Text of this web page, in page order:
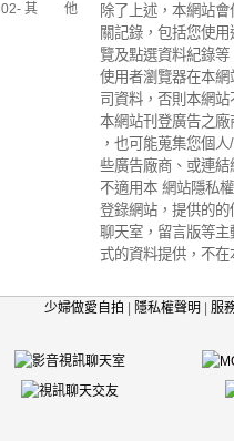
02- 其 他
除了上述，本網站
關記錄，包括您使
覽及點選資料紀錄
使用者瀏覽器在本
司資料，否則本網
本網站刊登廣告之
，也可能蒐集您個
些廣告廠商、或連
不適用本 網站隱私
登錄網站，提供的
聊天室，留言版等
式的資料提供，不
少婦做愛自拍 隱私權聲明 服